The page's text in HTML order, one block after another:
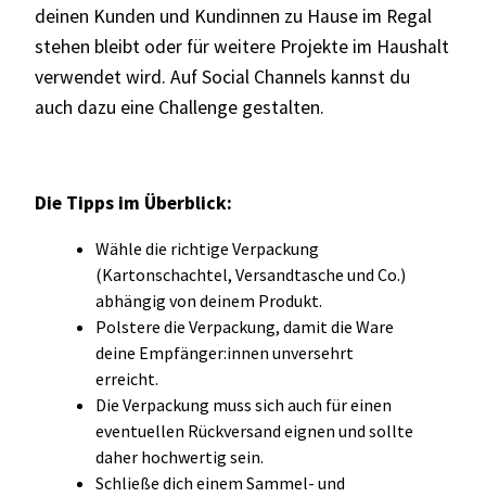
deinen Kunden und Kundinnen zu Hause im Regal
stehen bleibt oder für weitere Projekte im Haushalt
verwendet wird. Auf Social Channels kannst du
auch dazu eine Challenge gestalten.
Die Tipps im Überblick:
Wähle die richtige Verpackung
(Kartonschachtel, Versandtasche und Co.)
abhängig von deinem Produkt.
Polstere die Verpackung, damit die Ware
deine Empfänger:innen unversehrt
erreicht.
Die Verpackung muss sich auch für einen
eventuellen Rückversand eignen und sollte
daher hochwertig sein.
Schließe dich einem Sammel- und